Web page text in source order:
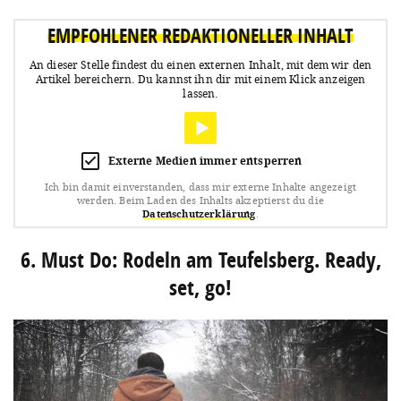
EMPFOHLENER REDAKTIONELLER INHALT
An dieser Stelle findest du einen externen Inhalt, mit dem wir den
Artikel bereichern. Du kannst ihn dir mit einem Klick anzeigen
lassen.
Externe Medien immer entsperren
Ich bin damit einverstanden, dass mir externe Inhalte angezeigt
werden. Beim Laden des Inhalts akzeptierst du die
Datenschutzerklärung.
6. Must Do: Rodeln am Teufelsberg. Ready,
set, go!